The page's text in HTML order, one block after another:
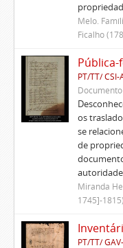
Melo.
Ficalho
PT/TT/
os
se
de
autoridade
Miranda
1745]-1815)
PT/TT/